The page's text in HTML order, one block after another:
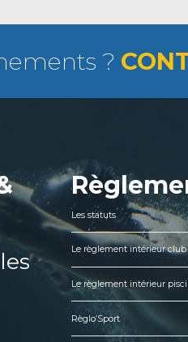
?
Les statuts
Le règlement intérieur club
Le règlement intérieur
Règlo’Sport